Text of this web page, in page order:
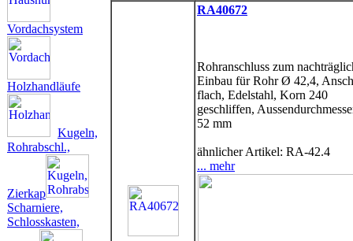
Vordachsystem
Holzhandläufe
Kugeln,
Rohrabschl.,
Zierkap
Scharniere,
Schlosskasten,
RA40672
Rohranschluss zum
Einbau für Rohr Ø 42,4,
flach, Edelstahl, Korn 240
geschliffen,
52 mm
ähnlicher Artikel: RA-42.4
... mehr